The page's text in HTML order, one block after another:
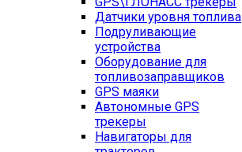
Датчики уровня топлива
Подруливающие
устройства
Оборудование для
топливозаправщиков
GPS маяки
Автономные GPS
трекеры
Навигаторы для